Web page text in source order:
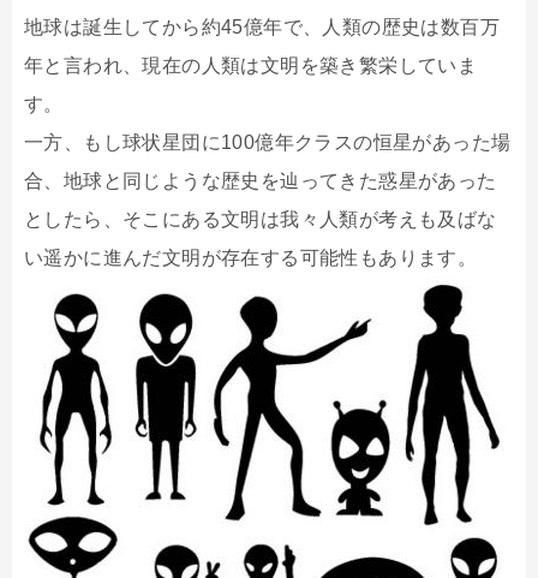
地球は誕生してから約45億年で、人類の歴史は数百万
年と言われ、現在の人類は文明を築き繁栄していま
す。
一方、もし球状星団に100億年クラスの恒星があった場
合、地球と同じような歴史を辿ってきた惑星があった
としたら、そこにある文明は我々人類が考えも及ばな
い遥かに進んだ文明が存在する可能性もあります。